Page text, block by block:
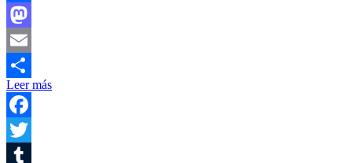
Facebook
Mastodon
Email
Compartir
Leer más
Facebook
Twitter